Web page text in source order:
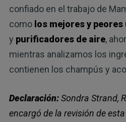
confiado en el trabajo de
como los mejores y
y purificadores de aire,
mientras analizamos los
contienen los champús y
Declaración:Sondra Strand,
encargó de la revisión de